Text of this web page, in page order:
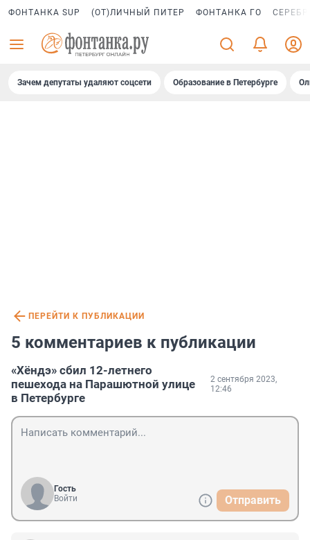
ФОНТАНКА SUP (ОТ)ЛИЧНЫЙ ПИТЕР ФОНТАНКА ГО
Зачем депутаты удаляют соцсети Образование в Петербурге
ПЕРЕЙТИ К ПУБЛИКАЦИИ
5 комментариев к публикации
«Хёндэ» сбил 12-летнего
пешехода на Парашютной улице
в Петербурге
2 сентября 2023,
12:46
Гость
Войти
Отправить